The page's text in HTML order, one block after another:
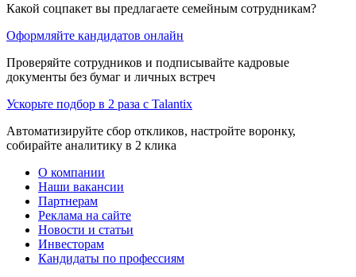
Какой соцпакет вы предлагаете семейным сотрудникам?
Оформляйте кандидатов онлайн
Проверяйте сотрудников и подписывайте кадровые
документы без бумаг и личных встреч
Ускорьте подбор в 2 раза с Talantix
Автоматизируйте сбор откликов, настройте воронку,
собирайте аналитику в 2 клика
О компании
Наши вакансии
Партнерам
Реклама на сайте
Новости и статьи
Инвесторам
Кандидаты по профессиям